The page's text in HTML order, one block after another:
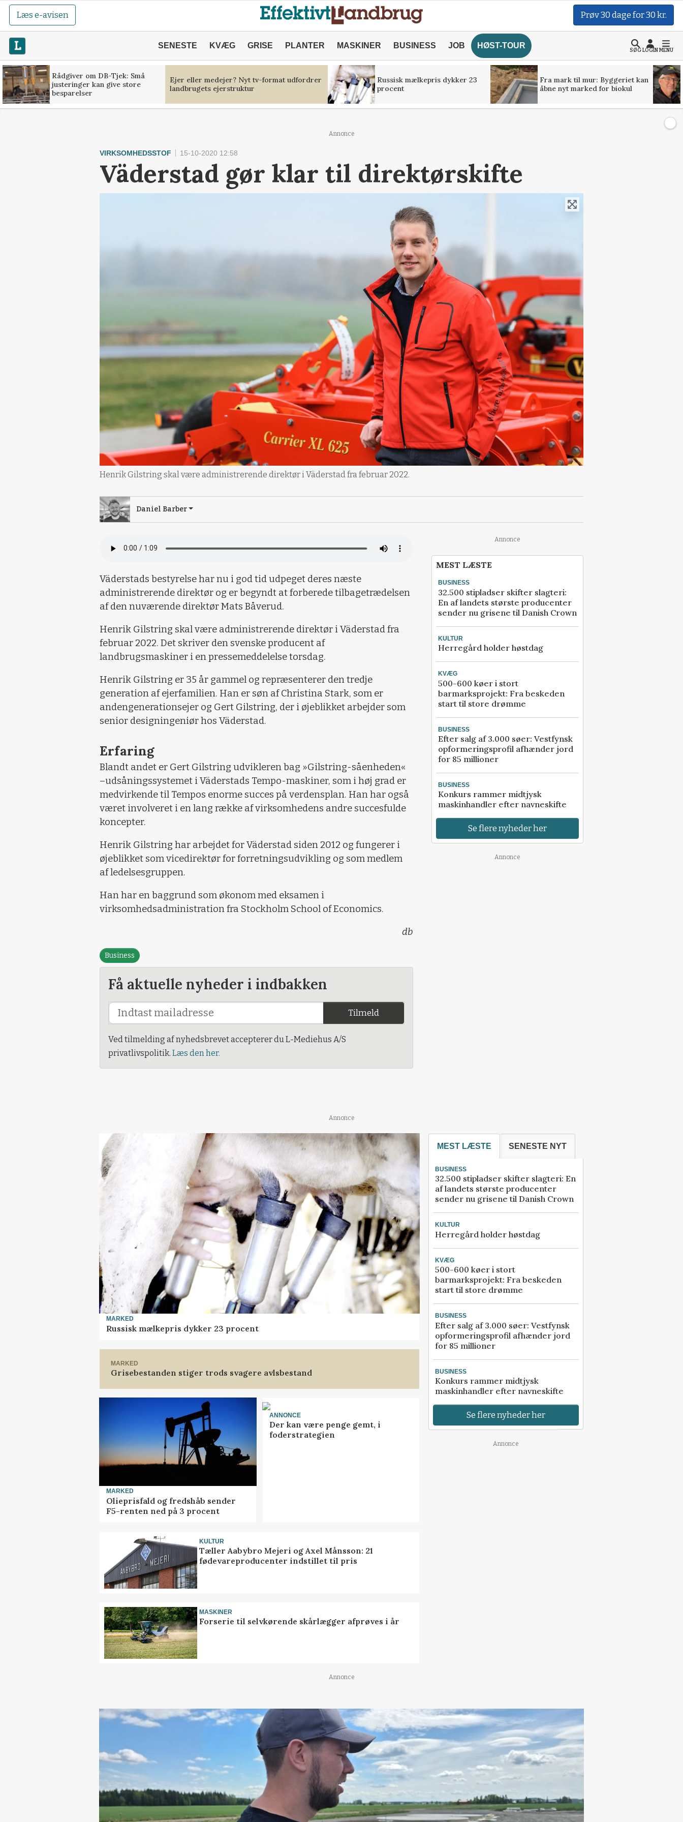
Læs e-avisen Prøv 30 dage for 30 kr.
SENESTE KVÆG GRISE PLANTER MASKINER BUSINESS JOB HØST-TOUR
SØGLOGINMENU
Rådgiver om DB-Tjek: Små
justeringer kan give store
besparelser
Ejer eller medejer? Nyt tv-format udfordrer
landbrugets ejerstruktur
Russisk mælkepris dykker 23
procent
Fra mark til mur: Byggeriet kan
åbne nyt marked for biokul
Annonce
VIRKSOMHEDSSTOF 15-10-2020 12:58
Väderstad gør klar til direktørskifte
Henrik Gilstring skal være administrerende direktør i Väderstad fra februar 2022.
Daniel Barber
Väderstads bestyrelse har nu i god tid udpeget deres næste
administrerende direktør og er begyndt at forberede tilbagetrædelsen
af den nuværende direktør Mats Båverud.
Henrik Gilstring skal være administrerende direktør i Väderstad fra
februar 2022. Det skriver den svenske producent af
landbrugsmaskiner i en pressemeddelelse torsdag.
Henrik Gilstring er 35 år gammel og repræsenterer den tredje
generation af ejerfamilien. Han er søn af Christina Stark, som er
andengenerationsejer og Gert Gilstring, der i øjeblikket arbejder som
senior designingeniør hos Väderstad.
Erfaring
Blandt andet er Gert Gilstring udvikleren bag »Gilstring-såenheden«
–udsåningssystemet i Väderstads Tempo-maskiner, som i høj grad er
medvirkende til Tempos enorme succes på verdensplan. Han har også
været involveret i en lang række af virksomhedens andre succesfulde
koncepter.
Henrik Gilstring har arbejdet for Väderstad siden 2012 og fungerer i
øjeblikket som vicedirektør for forretningsudvikling og som medlem
af ledelsesgruppen.
Han har en baggrund som økonom med eksamen i
virksomhedsadministration fra Stockholm School of Economics.
db
Business
Få aktuelle nyheder i indbakken
Tilmeld
Ved tilmelding af nyhedsbrevet accepterer du L-Mediehus A/S
privatlivspolitik. Læs den her.
Annonce
MEST LÆSTE
BUSINESS
32.500 stipladser skifter slagteri:
En af landets største producenter
sender nu grisene til Danish Crown
KULTUR
Herregård holder høstdag
KVÆG
500-600 køer i stort
barmarksprojekt: Fra beskeden
start til store drømme
BUSINESS
Efter salg af 3.000 søer: Vestfynsk
opformeringsprofil afhænder jord
for 85 millioner
BUSINESS
Konkurs rammer midtjysk
maskinhandler efter navneskifte
Se flere nyheder her
Annonce
Annonce
MARKED
Russisk mælkepris dykker 23 procent
MARKED
Grisebestanden stiger trods svagere avlsbestand
MARKED
Olieprisfald og fredshåb sender
F5-renten ned på 3 procent
ANNONCE
Der kan være penge gemt, i
foderstrategien
KULTUR
Tæller Aabybro Mejeri og Axel Månsson: 21
fødevareproducenter indstillet til pris
MASKINER
Forserie til selvkørende skårlægger afprøves i år
MEST LÆSTE SENESTE NYT
BUSINESS
32.500 stipladser skifter slagteri: En
af landets største producenter
sender nu grisene til Danish Crown
KULTUR
Herregård holder høstdag
KVÆG
500-600 køer i stort
barmarksprojekt: Fra beskeden
start til store drømme
BUSINESS
Efter salg af 3.000 søer: Vestfynsk
opformeringsprofil afhænder jord
for 85 millioner
BUSINESS
Konkurs rammer midtjysk
maskinhandler efter navneskifte
Se flere nyheder her
Annonce
Annonce